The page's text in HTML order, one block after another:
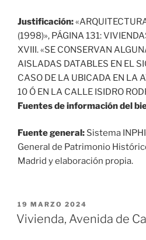
Justificación:
(1998)», PÁGINA 131:
XVIII. «SE CONSERVAN
AISLADAS DATABLES EN EL
CASO DE LA UBICADA EN LA
10 Ó EN LA CALLE ISIDRO
Fuentes de información del
Fuente general: Sistema
General de Patrimonio
Madrid y elaboración propia.
PUBLICADO
EL
19 MARZO 2024
Vivienda, Avenida de